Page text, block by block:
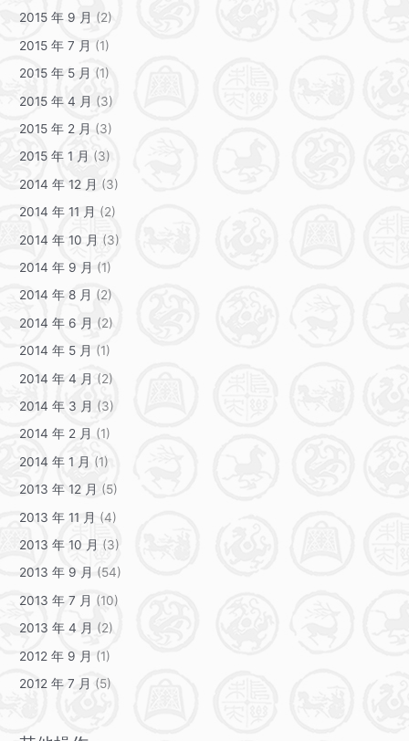
2015 年 9 月 (2)
2015 年 7 月 (1)
2015 年 5 月 (1)
2015 年 4 月 (3)
2015 年 2 月 (3)
2015 年 1 月 (3)
2014 年 12 月 (3)
2014 年 11 月 (2)
2014 年 10 月 (3)
2014 年 9 月 (1)
2014 年 8 月 (2)
2014 年 6 月 (2)
2014 年 5 月 (1)
2014 年 4 月 (2)
2014 年 3 月 (3)
2014 年 2 月 (1)
2014 年 1 月 (1)
2013 年 12 月 (5)
2013 年 11 月 (4)
2013 年 10 月 (3)
2013 年 9 月 (54)
2013 年 7 月 (10)
2013 年 4 月 (2)
2012 年 9 月 (1)
2012 年 7 月 (5)